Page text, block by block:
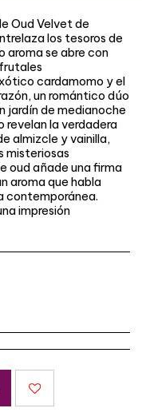
Oud Velvet de
los tesoros de
se abre con
cardamomo y el
un romántico dúo
jardín de medianoche
revelan la verdadera
almizcle y vainilla,
misteriosas
oud añade una firma
aroma que habla
contemporánea.
impresión